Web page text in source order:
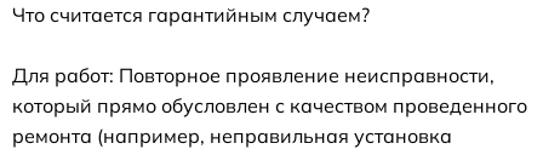
Что считается гарантийным случаем?
Для работ: Повторное проявление неисправности,
который прямо обусловлен с качеством проведенного
ремонта (например, неправильная установка